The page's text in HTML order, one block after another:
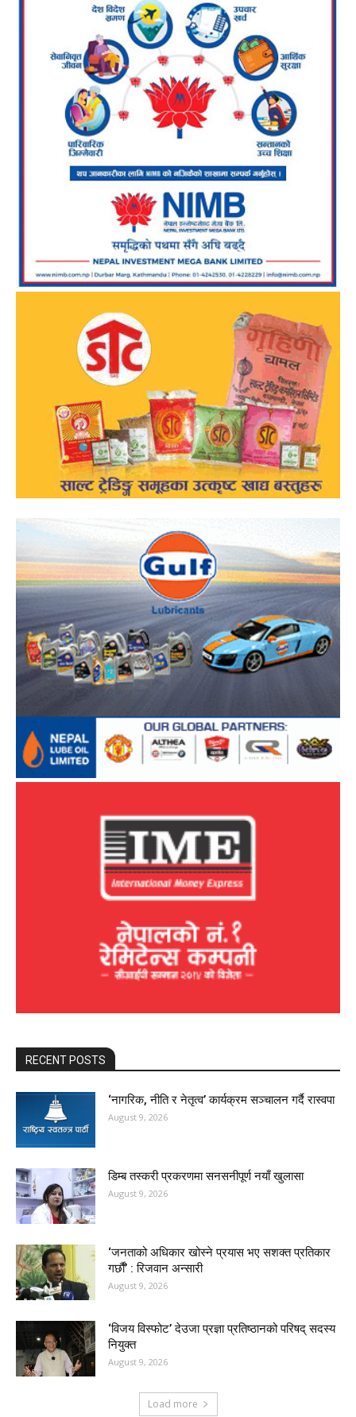
RECENT POSTS
‘नागरिक, नीति र नेतृत्व’ कार्यक्रम सञ्चालन गर्दै रास्वपा
August 9, 2026
डिम्ब तस्करी प्रकरणमा सनसनीपूर्ण नयाँ खुलासा
August 9, 2026
‘जनताको अधिकार खोस्ने प्रयास भए सशक्त प्रतिकार
गर्छौं’ : रिजवान अन्सारी
August 9, 2026
‘विजय विस्फोट’ देउजा प्रज्ञा प्रतिष्ठानको परिषद् सदस्य
नियुक्त
August 9, 2026
Load more